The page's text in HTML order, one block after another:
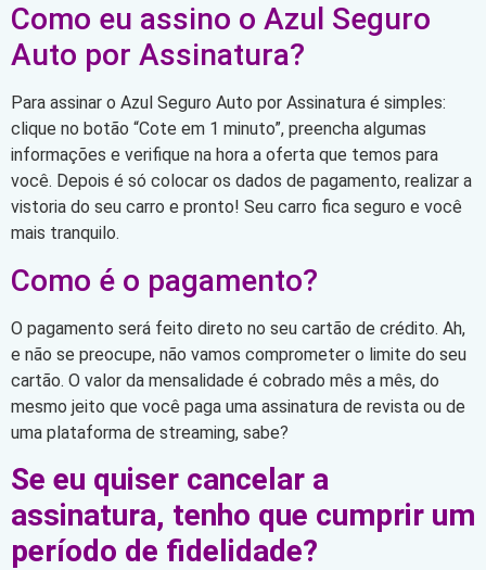
Como eu assino o Azul Seguro
Auto por Assinatura?
Para assinar o Azul Seguro Auto por Assinatura é simples:
clique no botão “Cote em 1 minuto”, preencha algumas
informações e verifique na hora a oferta que temos para
você. Depois é só colocar os dados de pagamento, realizar a
vistoria do seu carro e pronto! Seu carro fica seguro e você
mais tranquilo.
Como é o pagamento?
O pagamento será feito direto no seu cartão de crédito. Ah,
e não se preocupe, não vamos comprometer o limite do seu
cartão. O valor da mensalidade é cobrado mês a mês, do
mesmo jeito que você paga uma assinatura de revista ou de
uma plataforma de streaming, sabe?
Se eu quiser cancelar a
assinatura, tenho que cumprir um
período de fidelidade?